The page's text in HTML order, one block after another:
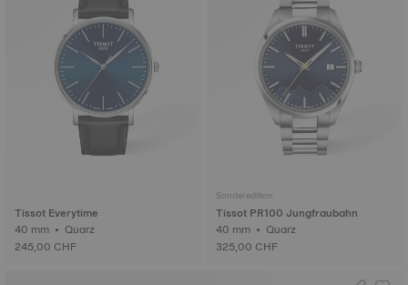
Tissot Everytime
40 mm • Quarz
245,00 CHF
Sonderedition
Tissot PR100 Jungfraubahn
40 mm • Quarz
325,00 CHF